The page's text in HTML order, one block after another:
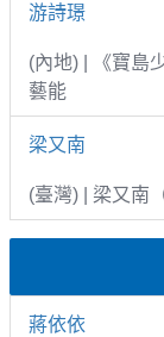
游詩璟
(內地) | 《寶島
藝能
梁又南
(臺灣) | 梁又南
蔣依依